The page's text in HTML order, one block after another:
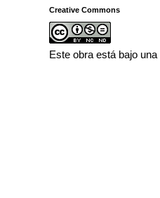
Creative Commons
Este obra está bajo una